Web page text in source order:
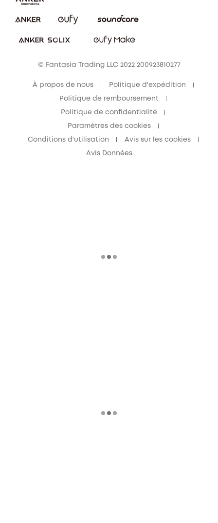
Annuler la commande
© Fantasia Trading LLC 2022 200923810277
À propos de nous Politique d'expédition
Politique de remboursement
Politique de confidentialité
Paramètres des cookies
Conditions d'utilisation Avis sur les cookies
Avis Données